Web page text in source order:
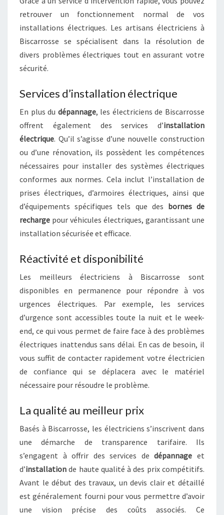
retrouver un fonctionnement normal de vos
installations électriques. Les artisans électriciens à
Biscarrosse se spécialisent dans la résolution de
divers problèmes électriques tout en assurant votre
sécurité.
Services d’installation électrique
En plus du dépannage, les électriciens de Biscarrosse
offrent également des services d’installation
électrique. Qu’il s’agisse d’une nouvelle construction
ou d’une rénovation, ils possèdent les compétences
nécessaires pour installer des systèmes électriques
conformes aux normes. Cela inclut l’installation de
prises électriques, d’armoires électriques, ainsi que
d’équipements spécifiques tels que des bornes de
recharge pour véhicules électriques, garantissant une
installation sécurisée et efficace.
Réactivité et disponibilité
Les meilleurs électriciens à Biscarrosse sont
disponibles en permanence pour répondre à vos
urgences électriques. Par exemple, les services
d’urgence sont accessibles toute la nuit et le week-
end, ce qui vous permet de faire face à des problèmes
électriques inattendus sans délai. En cas de besoin, il
vous suffit de contacter rapidement votre électricien
de confiance qui se déplacera avec le matériel
nécessaire pour résoudre le problème.
La qualité au meilleur prix
Basés à Biscarrosse, les électriciens s’inscrivent dans
une démarche de transparence tarifaire. Ils
s’engagent à offrir des services dedépannage et
d’installation de haute qualité à des prix compétitifs.
Avant le début des travaux, un devis clair et détaillé
est généralement fourni pour vous permettre d’avoir
une vision précise des coûts associés. Ce